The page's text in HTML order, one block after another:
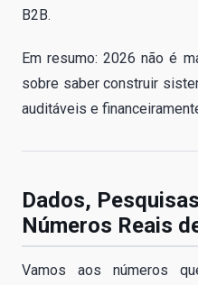
B2B.
Em resumo: 2026 não é
sobre saber construir
auditáveis e
Dados,
Números Reais
Vamos aos números